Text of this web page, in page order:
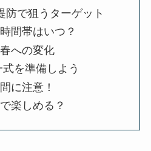
防で狙うターゲット
間帯はいつ？
への変化
を準備しよう
に注意！
楽しめる？